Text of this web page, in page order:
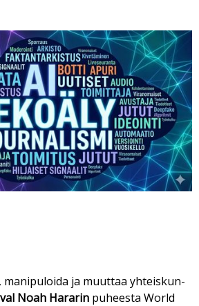
, ma­ni­pu­loi­da ja muut­taa yh­teis­kun­
Noah Ha­ra­rin pu­hees­ta World